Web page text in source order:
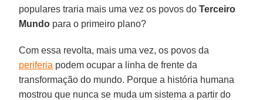
populares traria mais uma vez os povos doTerceiro
Mundo para o primeiro plano?
Com essa revolta, mais uma vez, os povos da
periferia podem ocupar a linha de frente da
transformação do mundo. Porque a história humana
mostrou que nunca se muda um sistema a partir do